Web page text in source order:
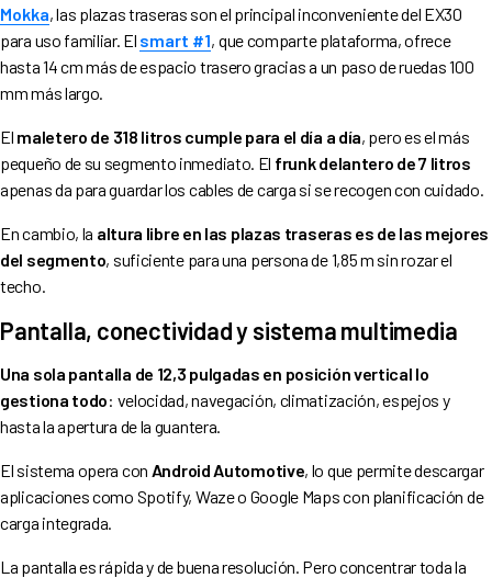
Mokka, las plazas traseras son el principal inconveniente del EX30
para uso familiar. El smart #1, que comparte plataforma, ofrece
hasta 14 cm más de espacio trasero gracias a un paso de ruedas 100
mm más largo.
El maletero de 318 litros cumple para el día a día, pero es el más
pequeño de su segmento inmediato. El frunk delantero de 7 litros
apenas da para guardar los cables de carga si se recogen con cuidado.
En cambio, la altura libre en las plazas traseras es de las mejores
del segmento, suficiente para una persona de 1,85 m sin rozar el
techo.
Pantalla, conectividad y sistema multimedia
Una sola pantalla de 12,3 pulgadas en posición vertical lo
gestiona todo: velocidad, navegación, climatización, espejos y
hasta la apertura de la guantera.
El sistema opera con Android Automotive, lo que permite descargar
aplicaciones como Spotify, Waze o Google Maps con planificación de
carga integrada.
La pantalla es rápida y de buena resolución. Pero concentrar toda la